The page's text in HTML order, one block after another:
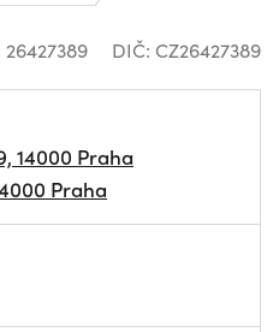
26427389 DIČ: CZ26427389
14000 Praha
Praha